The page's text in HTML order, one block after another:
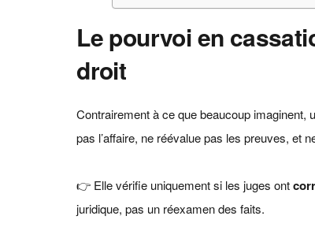
Le pourvoi en
droit
Contrairement à ce que beaucoup imaginent,
pas l’affaire, ne réévalue pas les preuves, et
👉 Elle vérifie uniquement si les juges ont
juridique, pas un réexamen des faits.